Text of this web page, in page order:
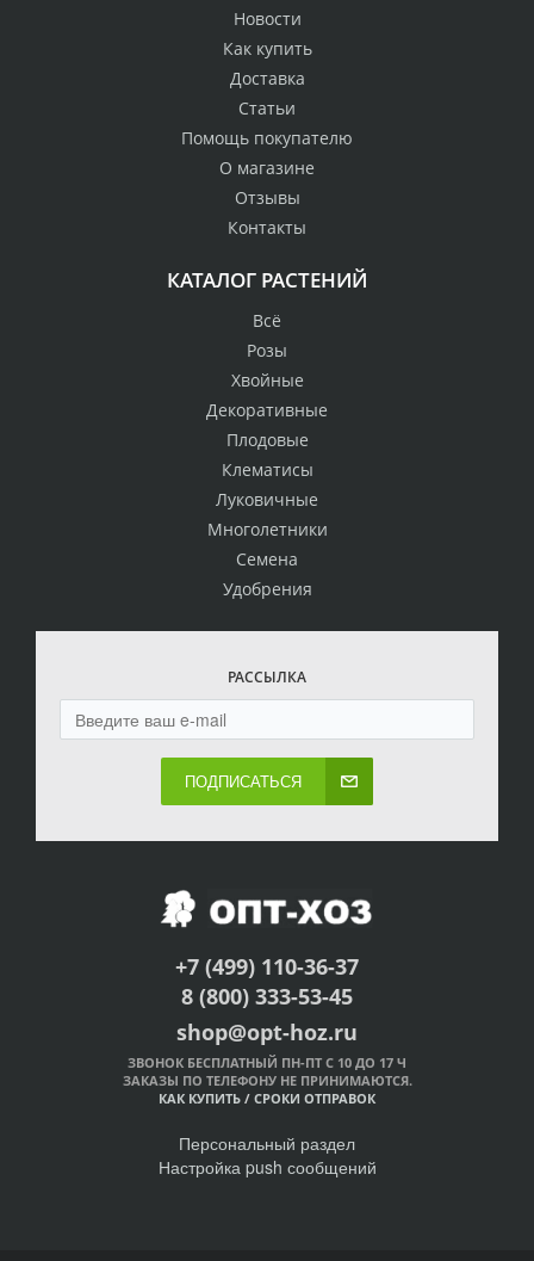
Новости
Как купить
Доставка
Статьи
Помощь покупателю
О магазине
Отзывы
Контакты
КАТАЛОГ РАСТЕНИЙ
Всё
Розы
Хвойные
Декоративные
Плодовые
Клематисы
Луковичные
Многолетники
Семена
Удобрения
РАССЫЛКА
ПОДПИСАТЬСЯ
+7 (499) 110-36-37
8 (800) 333-53-45
shop@opt-hoz.ru
ЗВОНОК БЕСПЛАТНЫЙ ПН-ПТ С 10 ДО 17 Ч
ЗАКАЗЫ ПО ТЕЛЕФОНУ НЕ ПРИНИМАЮТСЯ.
КАК КУПИТЬ / СРОКИ ОТПРАВОК
Персональный раздел
Настройка push сообщений